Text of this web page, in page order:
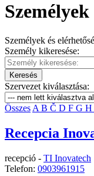
Személyek
Személyek és
Személy kikeresése:
Keresés
Szervezet kiválasztása:
Összes A B Č D F G H
Recepcia
recepció - TI Inovatech
Telefon: 0903961915